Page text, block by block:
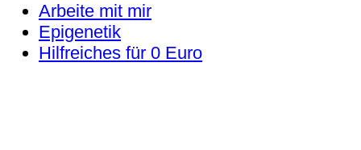
Arbeite mit mir
Epigenetik
Hilfreiches für 0 Euro